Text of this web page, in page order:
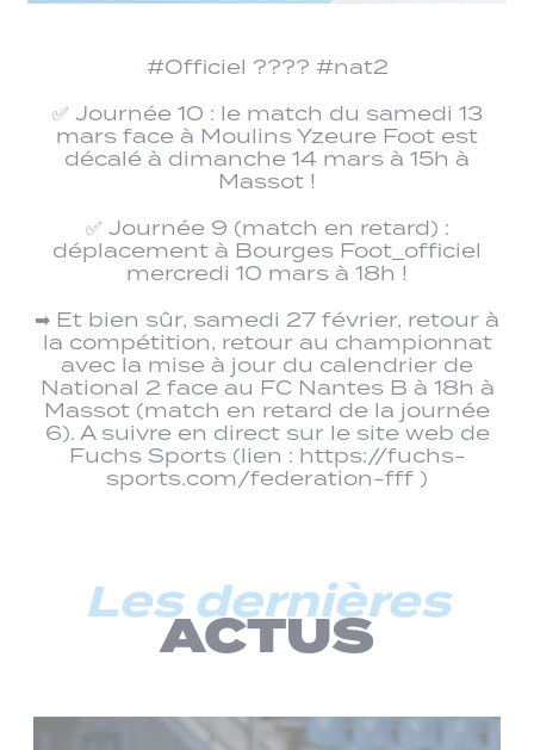
#Officiel ???? #nat2
✅ Journée 10 : le match du samedi 13
mars face à Moulins Yzeure Foot est
décalé à dimanche 14 mars à 15h à
Massot !
✅ Journée 9 (match en retard) :
déplacement à Bourges Foot_officiel
mercredi 10 mars à 18h !
➡ Et bien sûr, samedi 27 février, retour à
la compétition, retour au championnat
avec la mise à jour du calendrier de
National 2 face au FC Nantes B à 18h à
Massot (match en retard de la journée
6). A suivre en direct sur le site web de
Fuchs Sports (lien : https://fuchs-
sports.com/federation-fff )
Les dernières
ACTUS